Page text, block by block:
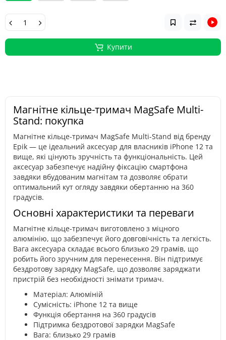
Купити
Магнітне кільце-тримач MagSafe Multi-
Stand: покупка
Магнітне кільце-тримач MagSafe Multi-Stand від бренду
Epik — це ідеальний аксесуар для власників iPhone 12 та
вище, які цінують зручність та функціональність. Цей
аксесуар забезпечує надійну фіксацію смартфона
завдяки вбудованим магнітам та дозволяє обрати
оптимальний кут огляду завдяки обертанню на 360
градусів.
Основні характеристики та переваги
Магнітне кільце-тримач виготовлено з міцного
алюмінію, що забезпечує його довговічність та легкість.
Вага аксесуара складає всього близько 29 грамів, що
робить його зручним для перенесення. Він підтримує
бездротову зарядку MagSafe, що дозволяє заряджати
пристрій без необхідності знімати тримач.
Матеріал: Алюміній
Сумісність: iPhone 12 та вище
Функція обертання на 360 градусів
Підтримка бездротової зарядки MagSafe
Вага: близько 29 грамів